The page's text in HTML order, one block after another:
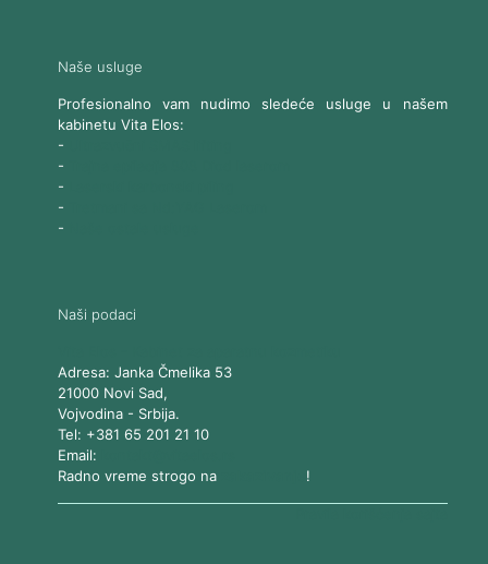
Naše usluge
Profesionalno vam nudimo sledeće usluge u našem
kabinetu Vita Elos:
-
-
-
-
-
Naši podaci
Adresa: Janka Čmelika 53
21000 Novi Sad,
Vojvodina- Srbija.
Tel: +381 65 201 21 10
Email:
Radno vreme strogo na
!